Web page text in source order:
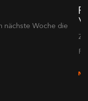
nächste Woche die